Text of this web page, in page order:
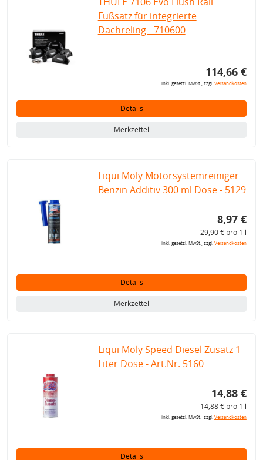
Fußsatz für integrierte
Dachreling - 710600
114,66 €
inkl. gesetzl. MwSt., zzgl.Versandkosten
Details
Merkzettel
Liqui Moly Motorsystemreiniger
Benzin Additiv 300 ml Dose - 5129
8,97 €
29,90 € pro 1 l
inkl. gesetzl. MwSt., zzgl.Versandkosten
Details
Merkzettel
Liqui Moly Speed Diesel Zusatz 1
Liter Dose - Art.Nr. 5160
14,88 €
14,88 € pro 1 l
inkl. gesetzl. MwSt., zzgl.Versandkosten
Details